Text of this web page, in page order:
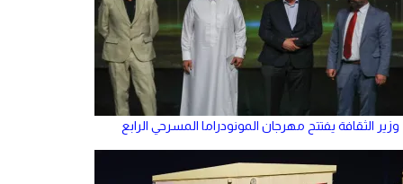
وزير الثقافة يفتتح مهرجان المونودراما المسرحي الرابع